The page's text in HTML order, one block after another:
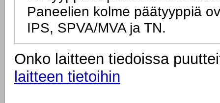
Paneelien kolme päätyyppiä
IPS, SPVA/MVA ja TN.
Onko laitteen tiedoissa
laitteen tietoihin